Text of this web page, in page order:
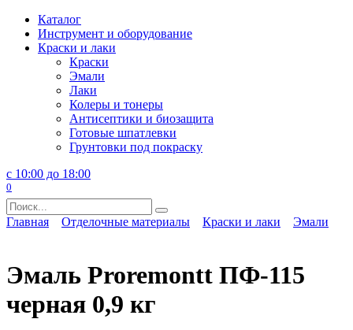
Перейти
содержанию
Каталог
Инструмент и оборудование
Краски и лаки
Краски
Эмали
Лаки
Колеры и тонеры
Антисептики и биозащита
Готовые шпатлевки
Грунтовки под покраску
с 10:00 до 18:00
0
Search
for:
Главная Отделочные материалы Краски и лаки Эмали
Эмаль Proremontt ПФ-115
черная 0,9 кг